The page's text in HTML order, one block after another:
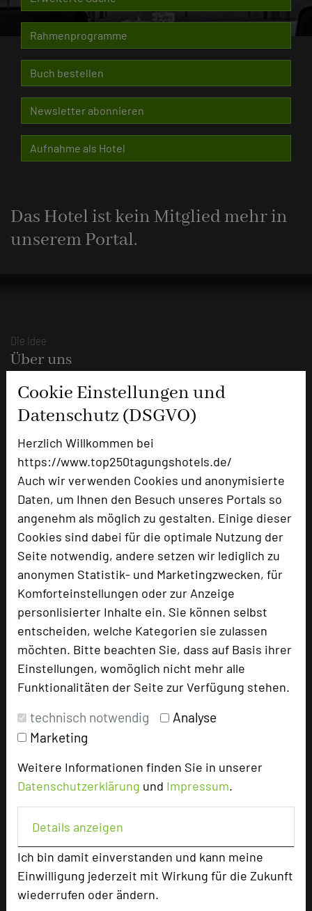
Cookie Einstellungen und
Datenschutz (DSGVO)
Herzlich Willkommen bei
https://www.top250tagungshotels.de/
Auch wir verwenden Cookies und anonymisierte
Daten, um Ihnen den Besuch unseres Portals so
angenehm als möglich zu gestalten. Einige dieser
Cookies sind dabei für die optimale Nutzung der
Seite notwendig, andere setzen wir lediglich zu
anonymen Statistik- und Marketingzwecken, für
Komforteinstellungen oder zur Anzeige
personlisierter Inhalte ein. Sie können selbst
entscheiden, welche Kategorien sie zulassen
möchten. Bitte beachten Sie, dass auf Basis ihrer
Einstellungen, womöglich nicht mehr alle
Funktionalitäten der Seite zur Verfügung stehen.
technisch notwendig
Analyse
Marketing
Weitere Informationen finden Sie in unserer
Datenschutzerklärung und Impressum.
Details anzeigen
Ich bin damit einverstanden und kann meine
Einwilligung jederzeit mit Wirkung für die Zukunft
wiederrufen oder ändern.
Rahmenprogramme
Buch bestellen
Newsletter abonnieren
Aufnahme als Hotel
Das Hotel ist kein Mitglied mehr in
unserem Portal.
Die Idee
Über uns
Mission
Kategorie
Team
Herausgeber & Autoren
Partner
Alle Informationen
Für Tagungsentscheider
Hotel empfehlen
Bestes Tagungshotel 2026
Top Tagungshotelier
Branchentreff
TOP 250 Hall of Fame
Bilder der Preisverleihung
Beliebte Suchlisten
Profisuche
Seminar
Konferenz
Klausur
Event
Kreativformate
Ansprechpartner